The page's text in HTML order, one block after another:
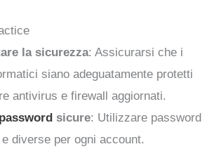
la sicurezza: Assicurarsi che i
siano adeguatamente protetti
antivirus e firewall aggiornati.
password sicure: Utilizzare password
diverse per ogni account.